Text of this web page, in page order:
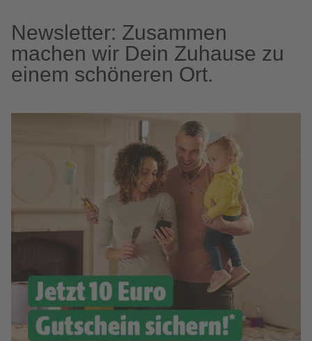
Newsletter: Zusammen
machen wir Dein Zuhause zu
einem schöneren Ort.